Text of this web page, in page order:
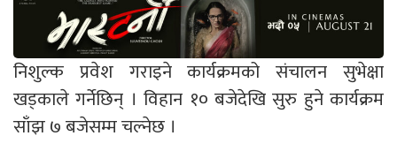
निशुल्क प्रवेश गराइने कार्यक्रमको संचालन सुभेक्षा
खड्काले गर्नेछिन् । विहान १० बजेदेखि सुरु हुने कार्यक्रम
साँझ ७ बजेसम्म चल्नेछ ।